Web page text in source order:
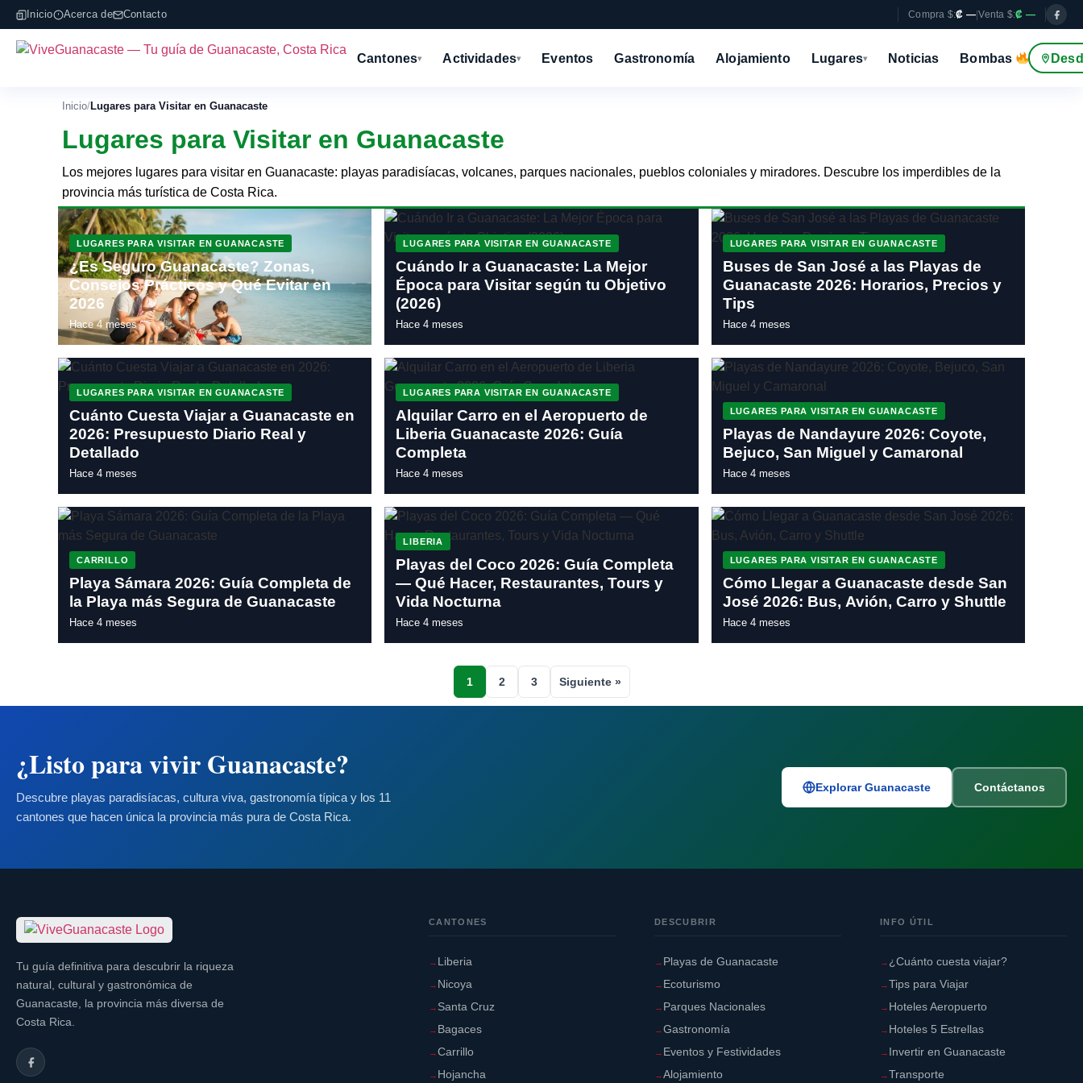
Inicio Acerca de Contacto Compra $:₡ — |Venta $:₡ —
Cantones▾ Actividades▾ Eventos Gastronomía Alojamiento Lugares▾ Noticias Bombas
Inicio/Lugares para Visitar en Guanacaste
Lugares para Visitar en Guanacaste
Los mejores lugares para visitar en Guanacaste: playas paradisíacas, volcanes, parques nacionales, pueblos coloniales y miradores. Descubre los imperdibles de la
provincia más turística de Costa Rica.
LUGARES PARA VISITAR EN GUANACASTE
¿Es Seguro Guanacaste? Zonas,
Consejos Prácticos y Qué Evitar en
2026
Hace 4 meses
LUGARES PARA VISITAR EN GUANACASTE
Cuándo Ir a Guanacaste: La Mejor
Época para Visitar según tu Objetivo
(2026)
Hace 4 meses
LUGARES PARA VISITAR EN GUANACASTE
Buses de San José a las Playas de
Guanacaste 2026: Horarios, Precios y
Tips
Hace 4 meses
LUGARES PARA VISITAR EN GUANACASTE
Cuánto Cuesta Viajar a Guanacaste en
2026: Presupuesto Diario Real y
Detallado
Hace 4 meses
LUGARES PARA VISITAR EN GUANACASTE
Alquilar Carro en el Aeropuerto de
Liberia Guanacaste 2026: Guía
Completa
Hace 4 meses
LUGARES PARA VISITAR EN GUANACASTE
Playas de Nandayure 2026: Coyote,
Bejuco, San Miguel y Camaronal
Hace 4 meses
CARRILLO
Playa Sámara 2026: Guía Completa de
la Playa más Segura de Guanacaste
Hace 4 meses
LIBERIA
Playas del Coco 2026: Guía Completa
— Qué Hacer, Restaurantes, Tours y
Vida Nocturna
Hace 4 meses
LUGARES PARA VISITAR EN GUANACASTE
Cómo Llegar a Guanacaste desde San
José 2026: Bus, Avión, Carro y Shuttle
Hace 4 meses
1 2 3 Siguiente »
¿Listo para vivir Guanacaste?
Descubre playas paradisíacas, cultura viva, gastronomía típica y los 11
cantones que hacen única la provincia más pura de Costa Rica.
Explorar Guanacaste Contáctanos
Tu guía definitiva para descubrir la riqueza
natural, cultural y gastronómica de
Guanacaste, la provincia más diversa de
Costa Rica.
CANTONES
Liberia
Nicoya
Santa Cruz
Bagaces
Carrillo
Hojancha
DESCUBRIR
Playas de Guanacaste
Ecoturismo
Parques Nacionales
Gastronomía
Eventos y Festividades
Alojamiento
INFO ÚTIL
¿Cuánto cuesta viajar?
Tips para Viajar
Hoteles Aeropuerto
Hoteles 5 Estrellas
Invertir en Guanacaste
Transporte